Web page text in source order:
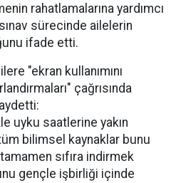
rahatlamalarına yardımcı
sürecinde ailelerin
ifade etti.
"ekran kullanımını
çağrısında
uyku saatlerine yakın
bilimsel kaynaklar bunu
sıfıra indirmek
gençle işbirliği içinde